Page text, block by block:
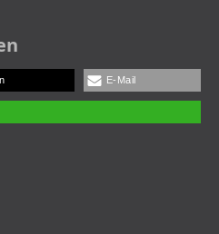
E-Mail